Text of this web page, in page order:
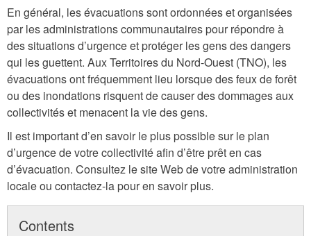
En général, les évacuations sont ordonnées et organisées
par les administrations communautaires pour répondre à
des situations d’urgence et protéger les gens des dangers
qui les guettent. Aux Territoires du Nord-Ouest (TNO), les
évacuations ont fréquemment lieu lorsque des feux de forêt
ou des inondations risquent de causer des dommages aux
collectivités et menacent la vie des gens.
Il est important d’en savoir le plus possible sur le plan
d’urgence de votre collectivité afin d’être prêt en cas
d’évacuation. Consultez le site Web de votre administration
locale ou contactez-la pour en savoir plus.
Contents